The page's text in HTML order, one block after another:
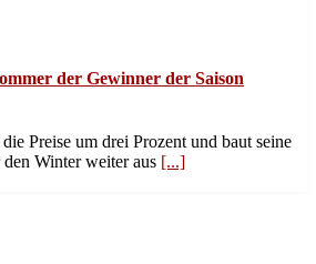
der Gewinner der Saison
Preise um drei Prozent und baut seine
Winter weiter aus [...]